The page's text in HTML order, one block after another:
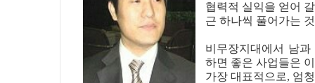
협력적 실익을 얻어
근 하나씩 풀어가는
비무장지대에서 남
하면 좋은 사업들은
가장 대표적으로, 엄